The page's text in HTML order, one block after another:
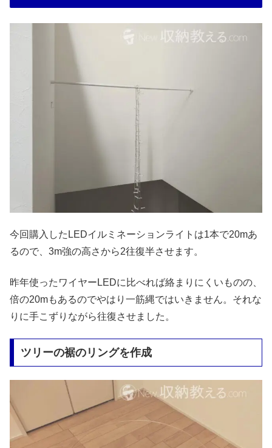
今回購入したLEDイルミネーションライトは1本で20mあ
るので、3m強の高さから2往復半させます。
昨年使ったワイヤーLEDに比べれば絡まりにくいものの、
倍の20mもあるのでやはり一筋縄ではいきません。それな
りに手こずりながら往復させました。
ツリーの裾のリングを作成